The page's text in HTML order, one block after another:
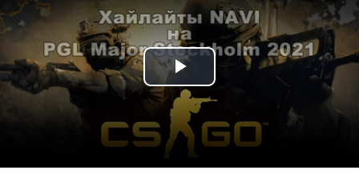
Play Video